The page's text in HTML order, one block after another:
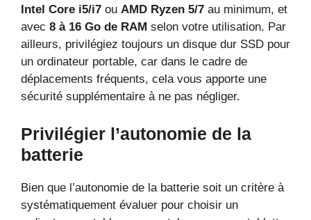
Intel Core i5/i7 ou AMD Ryzen 5/7 au minimum, et
avec 8 à 16 Go de RAM selon votre utilisation. Par
ailleurs, privilégiez toujours un disque dur SSD pour
un ordinateur portable, car dans le cadre de
déplacements fréquents, cela vous apporte une
sécurité supplémentaire à ne pas négliger.
Privilégier l’autonomie de la
batterie
Bien que l’autonomie de la batterie soit un critère à
systématiquement évaluer pour choisir un